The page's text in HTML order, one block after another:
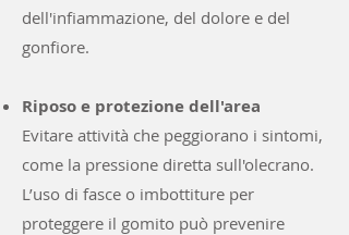
dell'infiammazione, del dolore e del
gonfiore.
Riposo e protezione dell'area
Evitare attività che peggiorano i sintomi,
come la pressione diretta sull'olecrano.
L’uso di fasce o imbottiture per
proteggere il gomito può prevenire